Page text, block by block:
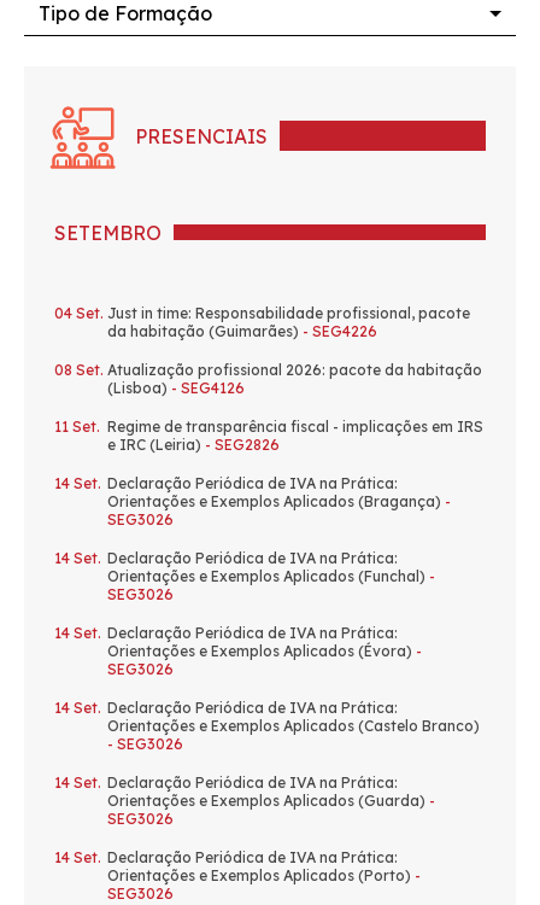
Tipo de Formação
PRESENCIAIS
SETEMBRO
04 Set. Just in time: Responsabilidade profissional, pacote
da habitação (Guimarães) - SEG4226
08 Set. Atualização profissional 2026: pacote da habitação
(Lisboa) - SEG4126
11 Set. Regime de transparência fiscal - implicações em IRS
e IRC (Leiria) - SEG2826
14 Set. Declaração Periódica de IVA na Prática:
Orientações e Exemplos Aplicados (Bragança) -
SEG3026
14 Set. Declaração Periódica de IVA na Prática:
Orientações e Exemplos Aplicados (Funchal) -
SEG3026
14 Set. Declaração Periódica de IVA na Prática:
Orientações e Exemplos Aplicados (Évora) -
SEG3026
14 Set. Declaração Periódica de IVA na Prática:
Orientações e Exemplos Aplicados (Castelo Branco)
- SEG3026
14 Set. Declaração Periódica de IVA na Prática:
Orientações e Exemplos Aplicados (Guarda) -
SEG3026
14 Set. Declaração Periódica de IVA na Prática:
Orientações e Exemplos Aplicados (Porto) -
SEG3026